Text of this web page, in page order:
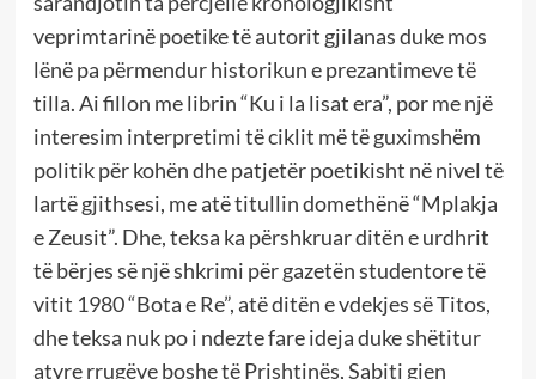
veprimtarinë poetike të autorit gjilanas duke mos
lënë pa përmendur historikun e prezantimeve të
tilla. Ai fillon me librin “Ku i la lisat era”, por me një
interesim interpretimi të ciklit më të guximshëm
politik për kohën dhe patjetër poetikisht në nivel të
lartë gjithsesi, me atë titullin domethënë “Mplakja
e Zeusit”. Dhe, teksa ka përshkruar ditën e urdhrit
të bërjes së një shkrimi për gazetën studentore të
vitit 1980 “Bota e Re”, atë ditën e vdekjes së Titos,
dhe teksa nuk po i ndezte fare ideja duke shëtitur
atyre rrugëve boshe të Prishtinës, Sabiti gjen